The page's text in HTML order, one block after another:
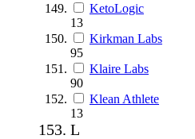
KetoLogic
13
Kirkman Labs
95
Klaire Labs
90
Klean Athlete
13
L